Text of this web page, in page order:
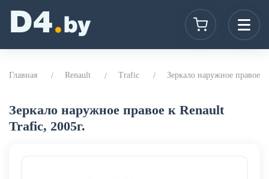
Главная Renault Trafic Зеркало наружное правое
Зеркало наружное правое к Renault
Trafic, 2005г.